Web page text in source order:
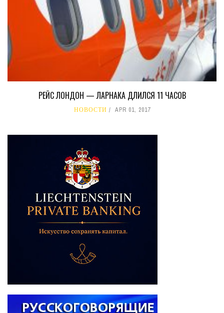
РЕЙС ЛОНДОН — ЛАРНАКА ДЛИЛСЯ 11 ЧАСОВ
НОВОСТИ APR 01, 2017